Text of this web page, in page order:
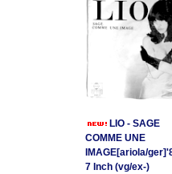
LIO - SAGE
COMME UNE
IMAGE[ariola/
7 Inch (vg/ex-)